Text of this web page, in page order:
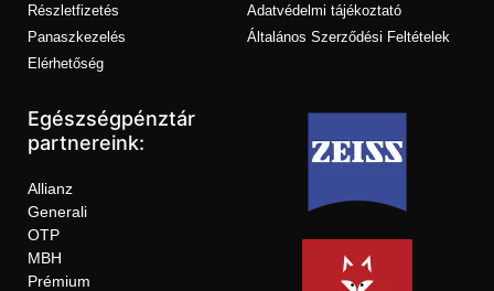
Részletfizetés
Panaszkezelés
Elérhetőség
Adatvédelmi tájékoztató
Általános Szerződési Feltételek
Egészségpénztár
partnereink:
Allianz
Generali
OTP
MBH
Prémium